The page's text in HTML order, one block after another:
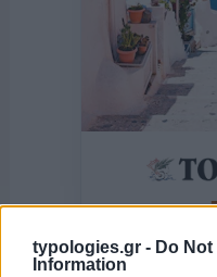
typologies.gr - Do
Information
της
Οι άνθρωποι,
το